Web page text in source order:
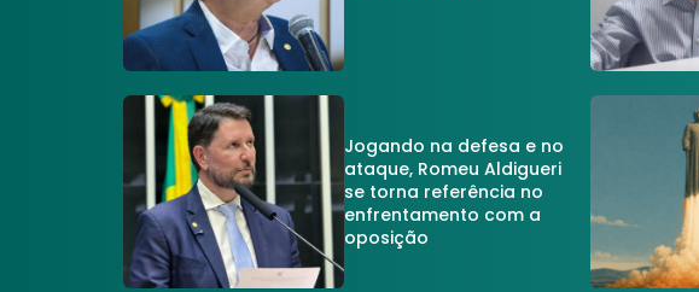
Jogando na defesa e no
ataque, Romeu Aldigueri
se torna referência no
enfrentamento com a
oposição